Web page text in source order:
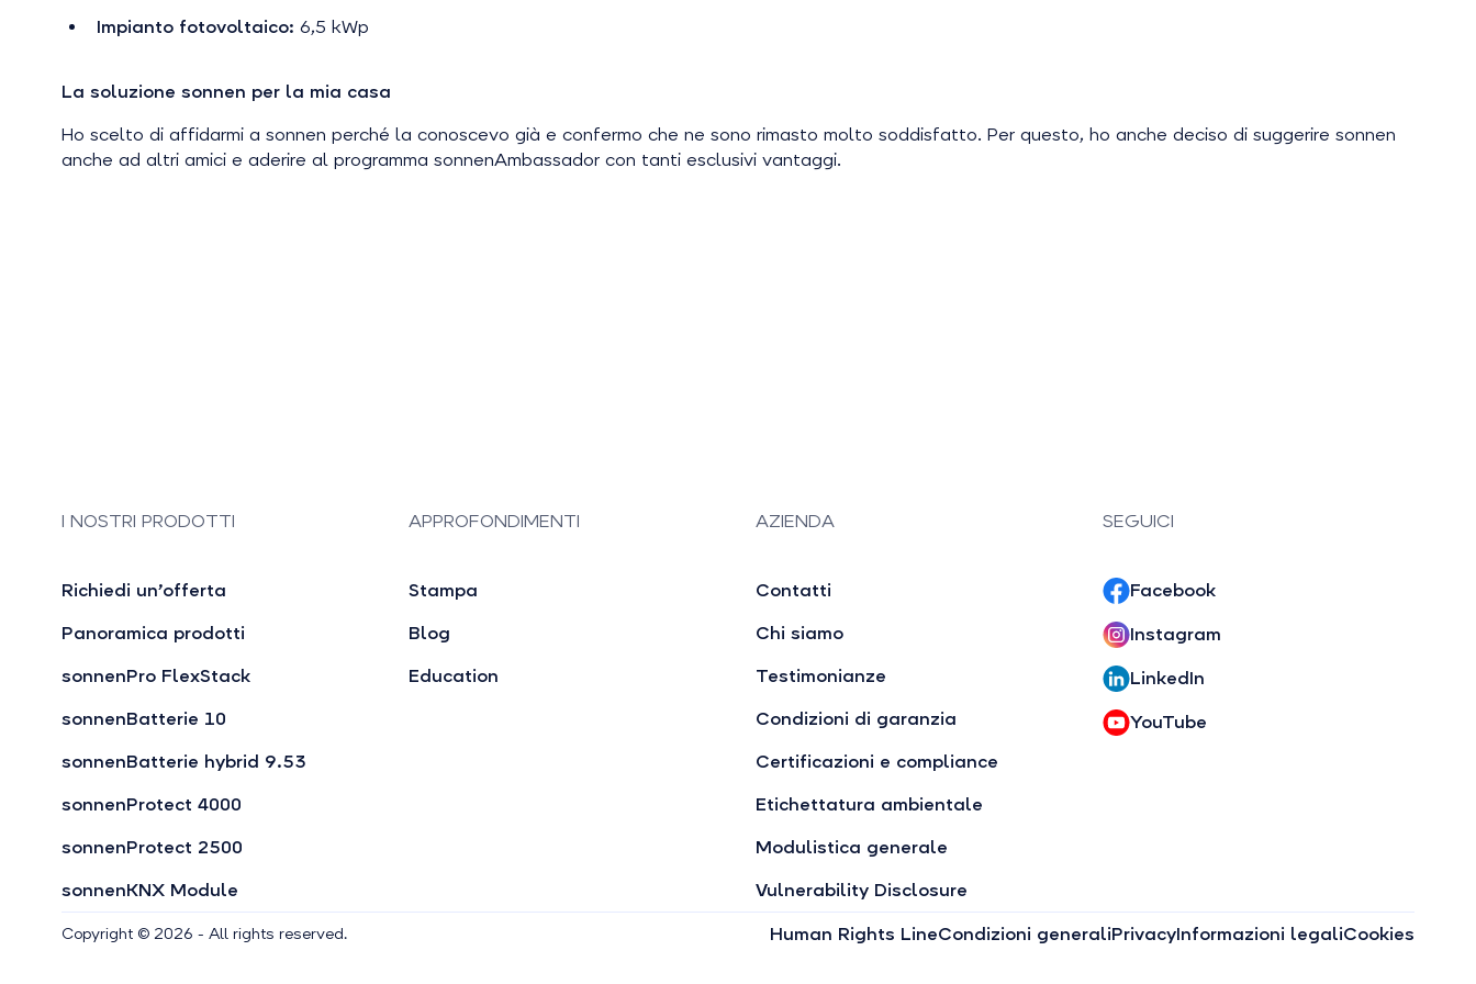
Impianto fotovoltaico: 6,5 kWp
La soluzione sonnen per la mia casa
Ho scelto di affidarmi a sonnen perché la conoscevo già e confermo che ne sono rimasto molto soddisfatto. Per questo, ho anche deciso di suggerire sonnen
anche ad altri amici e aderire al programma sonnenAmbassador con tanti esclusivi vantaggi.
I NOSTRI PRODOTTI
Richiedi un’offerta
Panoramica prodotti
sonnenPro FlexStack
sonnenBatterie 10
sonnenBatterie hybrid 9.53
sonnenProtect 4000
sonnenProtect 2500
sonnenKNX Module
APPROFONDIMENTI
Stampa
Blog
Education
AZIENDA
Contatti
Chi siamo
Testimonianze
Condizioni di garanzia
Certificazioni e compliance
Etichettatura ambientale
Modulistica generale
Vulnerability Disclosure
SEGUICI
Facebook
Instagram
LinkedIn
YouTube
Copyright © 2026 - All rights reserved. Human Rights LineCondizioni generaliPrivacyInformazioni legaliCookies